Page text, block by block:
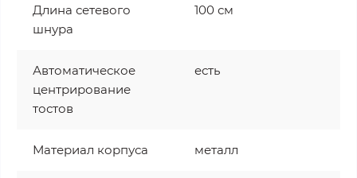
Длина сетевого
шнура
100 см
Автоматическое
центрирование
тостов
есть
Материал корпуса металл